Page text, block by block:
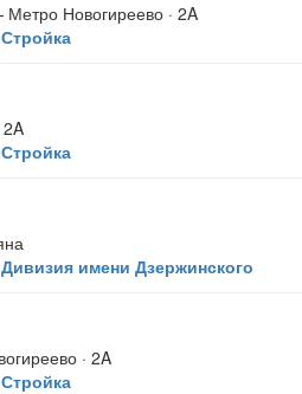
Новогиреево · 2A
Стройка
Стройка
Дивизия имени Дзержинского
· 2A
Стройка